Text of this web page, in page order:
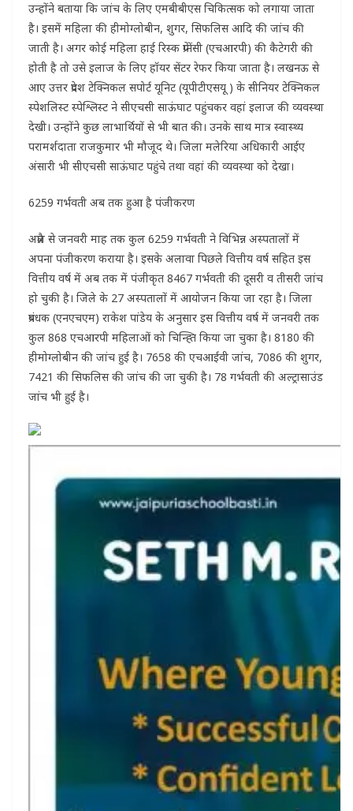
उन्होंने बताया कि जांच के लिए एमबीबीएस चिकित्सक को लगाया जाता
है। इसमें महिला की हीमोग्लोबीन, शुगर, सिफलिस आदि की जांच की
जाती है। अगर कोई महिला हाई रिस्क प्रेग्नेंसी (एचआरपी) की कैटेगरी की
होती है तो उसे इलाज के लिए हॉयर सेंटर रेफर किया जाता है। लखनऊ से
आए उत्तर प्रदेश टेक्निकल सपोर्ट यूनिट (यूपीटीएसयू ) के सीनियर टेक्निकल
स्पेशलिस्ट स्पेश्लिस्ट ने सीएचसी साऊंघाट पहुंचकर वहां इलाज की व्यवस्था
देखी। उन्होंने कुछ लाभार्थियों से भी बात की। उनके साथ मात्र स्वास्थ्य
परामर्शदाता राजकुमार भी मौजूद थे। जिला मलेरिया अधिकारी आईए
अंसारी भी सीएचसी साऊंघाट पहुंचे तथा वहां की व्यवस्था को देखा।
6259 गर्भवती अब तक हुआ है पंजीकरण
अप्रैल से जनवरी माह तक कुल 6259 गर्भवती ने विभिन्न अस्पतालों में
अपना पंजीकरण कराया है। इसके अलावा पिछले वित्तीय वर्ष सहित इस
वित्तीय वर्ष में अब तक में पंजीकृत 8467 गर्भवती की दूसरी व तीसरी जांच
हो चुकी है। जिले के 27 अस्पतालों में आयोजन किया जा रहा है। जिला
प्रबंधक (एनएचएम) राकेश पांडेय के अनुसार इस वित्तीय वर्ष में जनवरी तक
कुल 868 एचआरपी महिलाओं को चिन्ह्ति किया जा चुका है। 8180 की
हीमोग्लोबीन की जांच हुई है। 7658 की एचआईवी जांच, 7086 की शुगर,
7421 की सिफलिस की जांच की जा चुकी है। 78 गर्भवती की अल्ट्रासाउंड
जांच भी हुई है।